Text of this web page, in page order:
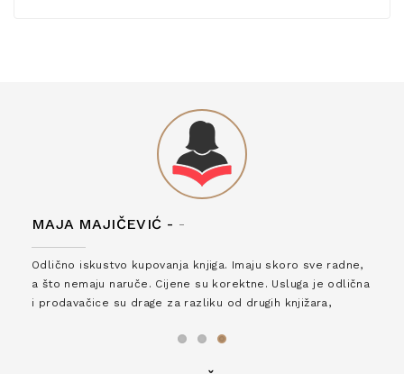
MAJA MAJIČEVIĆ - -
Odlično iskustvo kupovanja knjiga. Imaju skoro sve radne,
a što nemaju naruče. Cijene su korektne. Usluga je odlična
i prodavačice su drage za razliku od drugih knjižara,